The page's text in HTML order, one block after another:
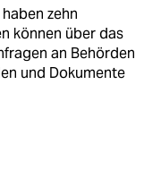
haben zehn
können über das
an Behörden
und Dokumente